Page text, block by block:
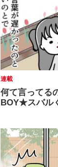
連載
何て言ってる
BOY★スバル